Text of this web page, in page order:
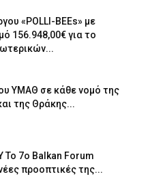
«POLLI-BEEs» με
156.948,00€ για το
ΥΜΑΘ σε κάθε νομό της
της Θράκης...
Το 7ο Balkan Forum
προοπτικές της...